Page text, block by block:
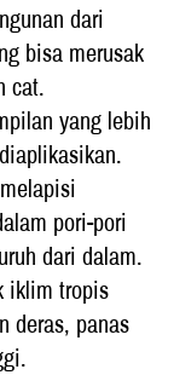
dari
bisa merusak
cat.
yang lebih
pori-pori
dari dalam.
iklim tropis
deras, panas